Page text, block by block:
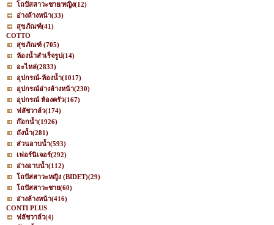
โถปัสสาวะชาย/หญิง(12)
อ่างล้างหน้า(33)
สุขภัณฑ์(41)
COTTO
สุขภัณฑ์ (705)
ห้องน้ำสำเร็จรูป(14)
อะไหล่(2833)
อุปกรณ์-ห้องน้ำ(1017)
อุปกรณ์อ่างล้างหน้า(230)
อุปกรณ์ ห้องครัว(167)
ฟลัชวาล์ว(174)
ก๊อกน้ำ(1926)
ถังน้ำ(281)
ส่วนอาบน้ำ(593)
เฟอร์นิเจอร์(292)
อ่างอาบน้ำ(112)
โถปัสสาวะหญิง (BIDET)(29)
โถปัสสาวะชาย(60)
อ่างล้างหน้า(416)
CONTI PLUS
ฟลัชวาล์ว(4)